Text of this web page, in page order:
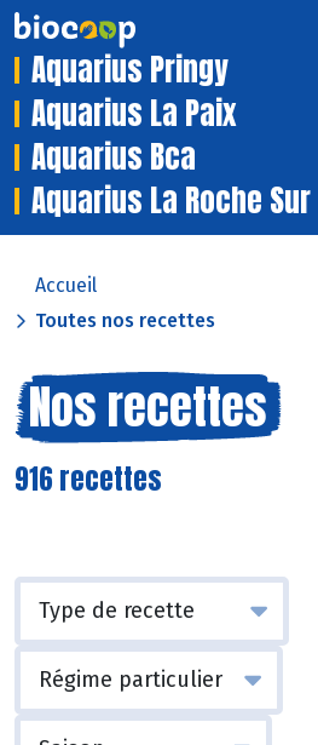
Aquarius Pringy
Aquarius La Paix
Aquarius Bca
Aquarius La Roche
Accueil
Toutes nos recettes
Nos recettes
916 recettes